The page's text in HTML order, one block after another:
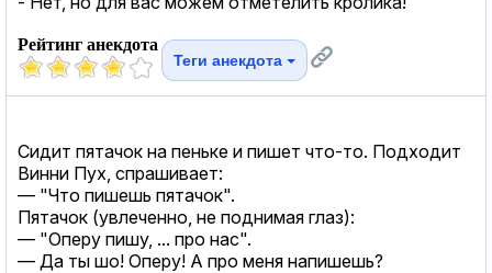
Рейтинг анекдота
Теги анекдота
Сидит пятачок на пеньке и пишет что-то. Подходит
Винни Пух, спрашивает:
— "Что пишешь пятачок".
Пятачок (увлеченно, не поднимая глаз):
— "Оперу пишу, ... про нас".
— Да ты шо! Оперу! А про меня напишешь?